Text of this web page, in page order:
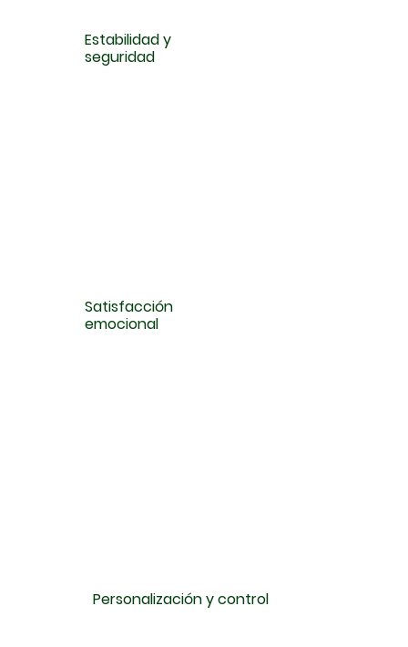
Estabilidad y
seguridad
Personalización y control
Satisfacción
emocional